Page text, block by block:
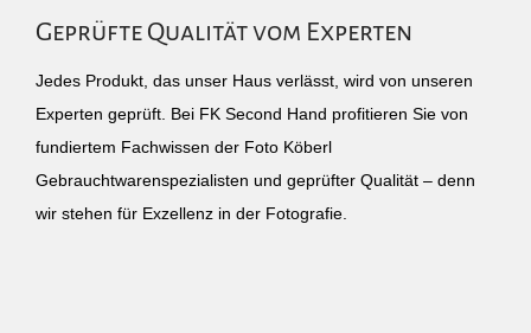
Geprüfte Qualität vom Experten
Jedes Produkt, das unser Haus verlässt, wird von unseren
Experten geprüft. Bei FK Second Hand profitieren Sie von
fundiertem Fachwissen der Foto Köberl
Gebrauchtwarenspezialisten und geprüfter Qualität – denn
wir stehen für Exzellenz in der Fotografie.